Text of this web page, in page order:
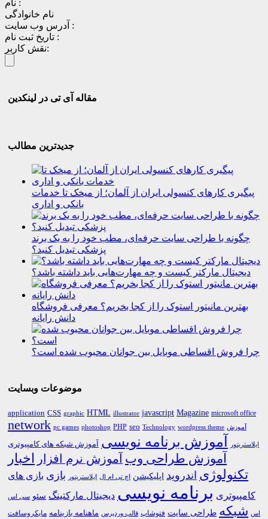
نام :
نام خانوادگی
آدرس وب سایت :
تاریخ ثبت نام :
نقش کاربر:
مقاله آی تی در لینکدین
جدیدترین مطالب
پیگیری کارهای کنسولی ایران از آلمان؛ از میخک تا خدمات
بانکی و اداری
چگونه با طراحی سایت حرفه‌ای، مطب خود را به یک برند
پزشکی تبدیل کنید؟
دیجیتال مارکتر کیست و چه مهارت‌هایی باید داشته باشد؟
بهترین مانیتور استوک را از کجا بخریم؟ معرفی فروشگاه
دانش رایانه
چرا فروش اقساطی موبایل بین جوانان محبوب شده است؟
موضوعات وبسایت
application CSS graphic HTML illustrator javascript Magazine microsoft office
network pc games photoshop PHP seo Technology wordpress theme آموزش
ایلاستریتور آموزش برنامه نویسی آموزش شبکه های کامپیوتری
آموزش طراحی وب آموزش نرم افزار اخبار
تکنولوژی اندروید اپلیکیشن اچ تی ام ال ایلاستریتور بازی بازی های
کامپیوتری برنامه نویسی دیجیتال مارکتینگ سئو سی اس
اس شبکه طراحی سایت فتوشاپ قالب وردپرس ماهنامه بازینامه مایکروسافت